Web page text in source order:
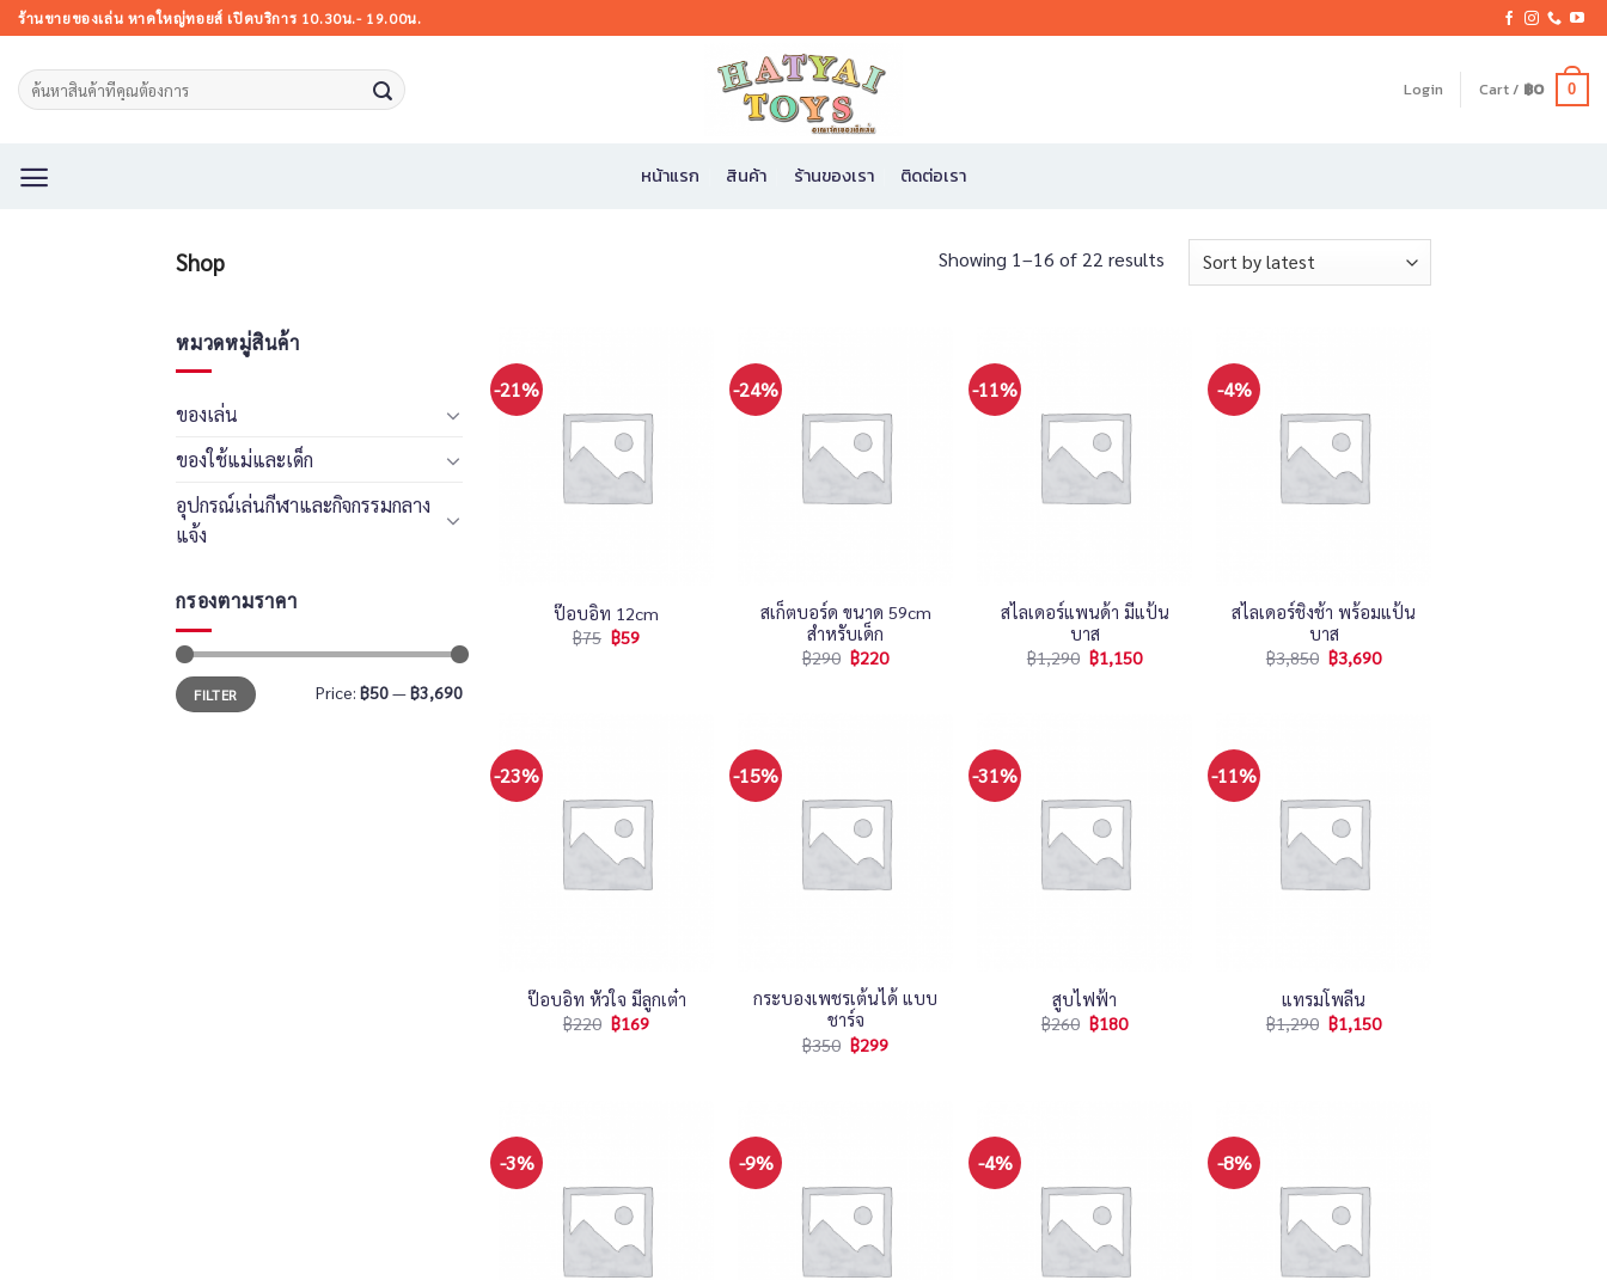
Skip
to
content
ร้านขายของเล่น หาดใหญ่ทอยส์ เปิดบริการ 10.30น.- 19.00น.
Search
for:
Login Cart / ฿0 0
หน้าแรก สินค้า ร้านของเรา ติดต่อเรา
Shop Showing 1–16 of 22 results
หมวดหมู่สินค้า
ของเล่น
ของใช้แม่และเด็ก
อุปกรณ์เล่นกีฬาและกิจกรรมกลาง
แจ้ง
กรองตามราคา
FILTER Price: ฿50—฿3,690
-21%
ป๊อบอิท 12cm
฿75 ฿59
-24%
สเก็ตบอร์ด ขนาด 59cm
สำหรับเด็ก
฿290 ฿220
-11%
สไลเดอร์แพนด้า มีแป้น
บาส
฿1,290 ฿1,150
-4%
สไลเดอร์ชิงช้า พร้อมแป้น
บาส
฿3,850 ฿3,690
-23%
ป๊อบอิท หัวใจ มีลูกเต๋า
฿220 ฿169
-15%
กระบองเพชรเต้นได้ แบบ
ชาร์จ
฿350 ฿299
-31%
สูบไฟฟ้า
฿260 ฿180
-11%
แทรมโพลีน
฿1,290 ฿1,150
-3% -9% -4% -8%